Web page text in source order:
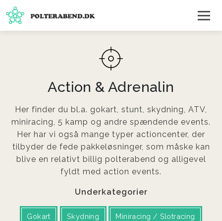
Action & Adrenalin
Her finder du bl.a. gokart, stunt, skydning, ATV,
miniracing, 5 kamp og andre spændende events.
Her har vi også mange typer actioncenter, der
tilbyder de fede pakkeløsninger, som måske kan
blive en relativt billig polterabend og alligevel
fyldt med action events.
Underkategorier
Gokart Skydning Miniracing / Slotracing